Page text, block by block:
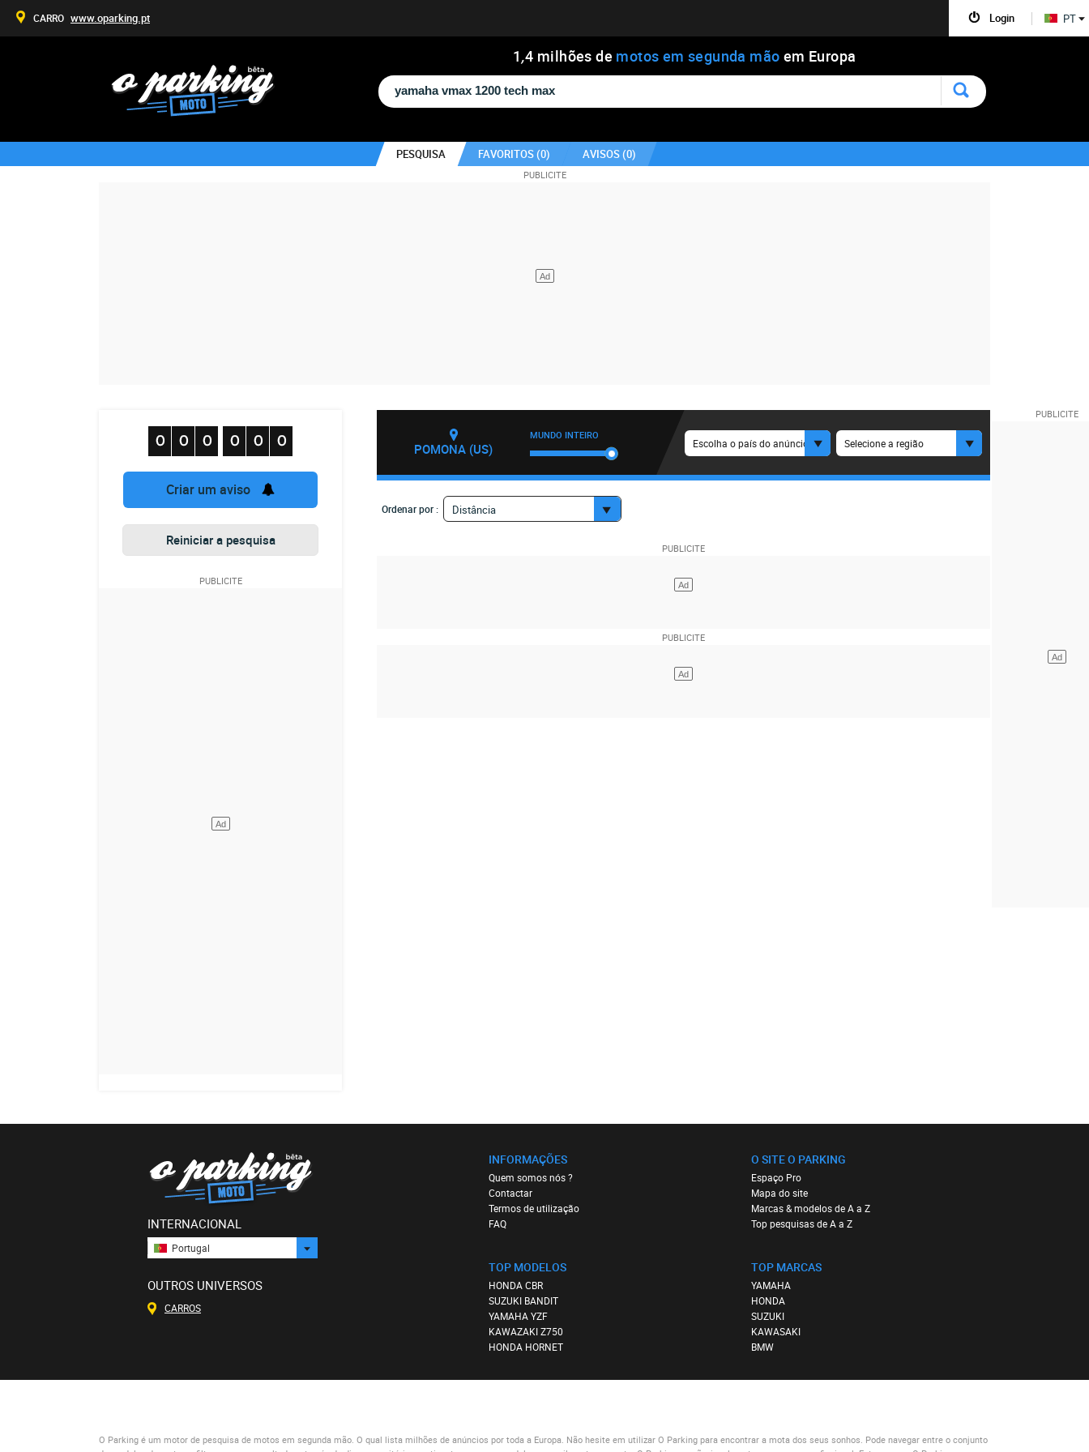
1,4 milhões de motos em segunda mão em Europa
PESQUISA FAVORITOS (0) AVISOS (0)
Criar um aviso
Reiniciar a pesquisa
POMONA (US)
MUNDO INTEIRO
Escolha o país do anúncio Selecione a região
Ordenar por : Distância
INTERNACIONAL
Portugal
OUTROS UNIVERSOS
CARROS
INFORMAÇÕES
Quem somos nós ?
Contactar
Termos de utilização
FAQ
TOP MODELOS
HONDA CBR
SUZUKI BANDIT
YAMAHA YZF
KAWAZAKI Z750
HONDA HORNET
O SITE O PARKING
Espaço Pro
Mapa do site
Marcas & modelos de A a Z
Top pesquisas de A a Z
TOP MARCAS
YAMAHA
HONDA
SUZUKI
KAWASAKI
BMW
Login
CARRO www.oparking.pt PT
O Parking é um motor de pesquisa de motos em segunda mão. O qual lista milhões de anúncios por toda a Europa. Não hesite em utilizar O Parking para encontrar a mota dos seus sonhos. Pode navegar entre o conjunto